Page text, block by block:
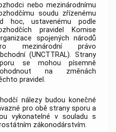
nebo mezinárodnímu
soudu zřízenému
hoc, ustavenému podle
pravidel Komise
spojených národů
mezinárodní právo
(UNCTTRAL). Strany
se mohou písemně
na změnách
pravidel.
nálezy budou konečné
pro obě strany sporu a
vykonatelné v souladu s
zákonodárstvím.